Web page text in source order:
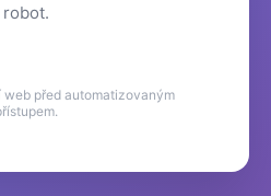
robot.
před automatizovaným